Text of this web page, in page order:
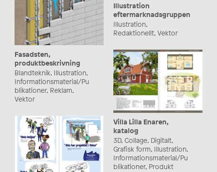
Illustration
eftermarknadsgruppen
Illustration,
Redaktionellt, Vektor
Fasadsten,
produktbeskrivning
Blandteknik, Illustration,
Informationsmaterial/Pu
blikationer, Reklam,
Vektor
Villa Lilla Enaren,
katalog
3D, Collage, Digitalt,
Grafisk form, Illustration,
Informationsmaterial/Pu
blikationer, Produkt